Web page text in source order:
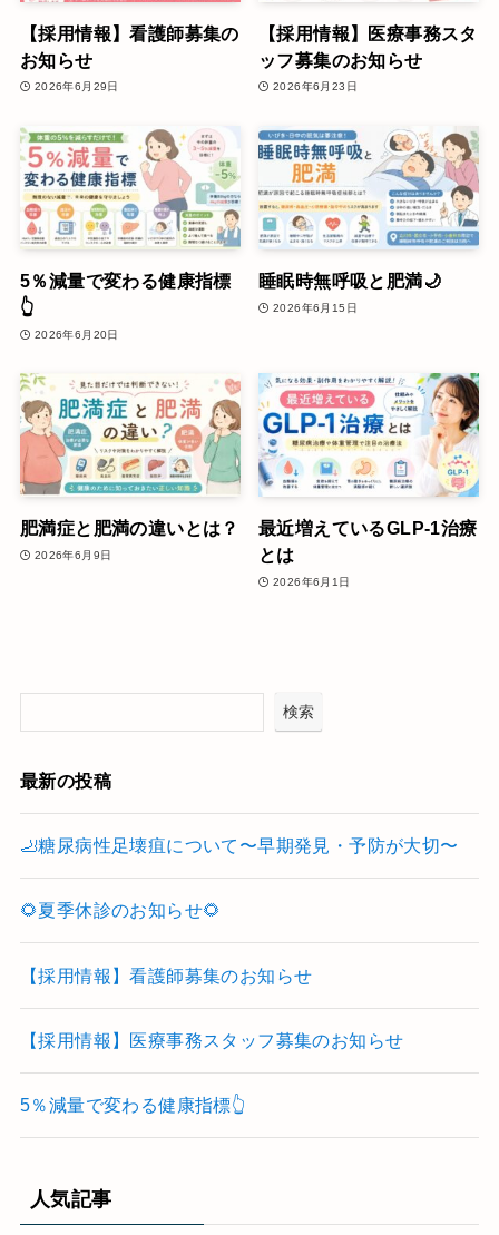
【採用情報】看護師募集の
お知らせ
2026年6月29日
【採用情報】医療事務スタ
ッフ募集のお知らせ
2026年6月23日
5％減量で変わる健康指標
👆
2026年6月20日
睡眠時無呼吸と肥満🌙
2026年6月15日
肥満症と肥満の違いとは？
2026年6月9日
最近増えているGLP-1治療
とは
2026年6月1日
検索
最新の投稿
🦶糖尿病性足壊疽について〜早期発見・予防が大切〜
🌻夏季休診のお知らせ🌻
【採用情報】看護師募集のお知らせ
【採用情報】医療事務スタッフ募集のお知らせ
5％減量で変わる健康指標👆
人気記事